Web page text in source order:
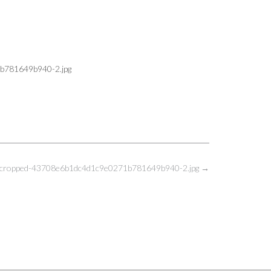
2.jpg
cropped-43708e6b1dc4d1c9e0271b781649b940-2.jpg →